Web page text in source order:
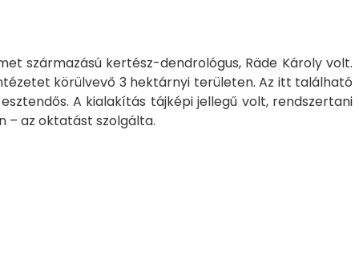
származású kertész-dendrológus, Räde Károly volt.
körülvevő 3 hektárnyi területen. Az itt található
A kialakítás tájképi jellegű volt, rendszertani
– az oktatást szolgálta.